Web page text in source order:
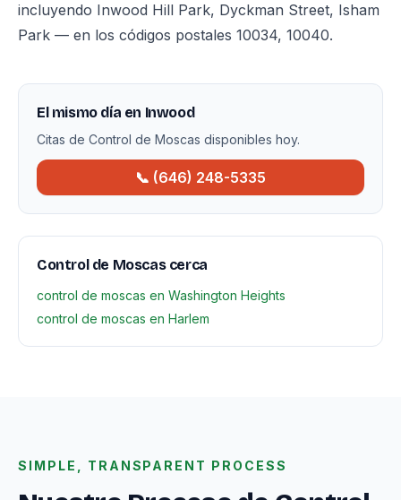
incluyendo Inwood Hill Park, Dyckman Street, Isham
Park — en los códigos postales 10034, 10040.
El mismo día en Inwood
Citas de Control de Moscas disponibles hoy.
📞 (646) 248-5335
Control de Moscas cerca
control de moscas en Washington Heights
control de moscas en Harlem
SIMPLE, TRANSPARENT PROCESS